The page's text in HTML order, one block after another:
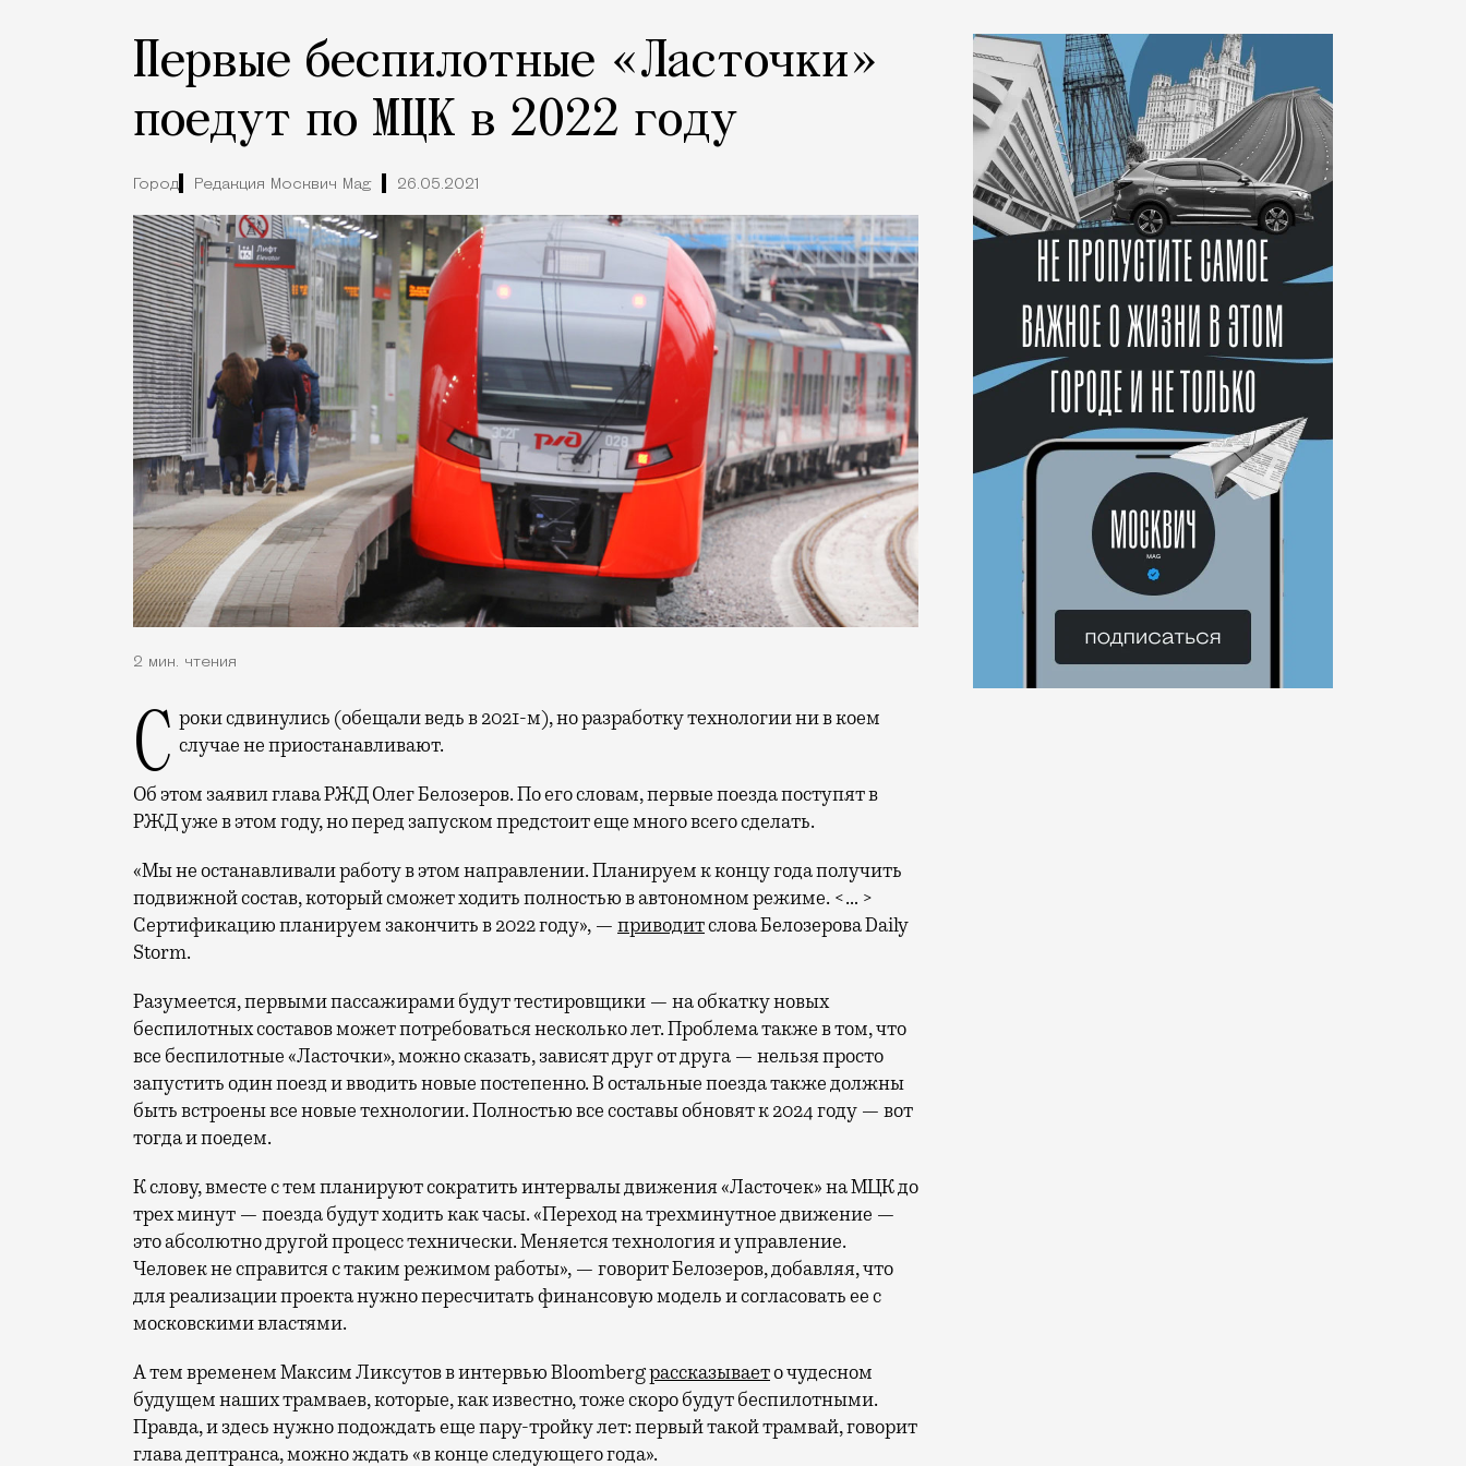
Первые беспилотные «Ласточки»
поедут по МЦК в 2022 году
Город Редакция Москвич Mag 26.05.2021
2 мин. чтения
Сроки сдвинулись (обещали ведь в 2021-м), но разработку технологии ни в коем случае не приостанавливают.
Об этом заявил глава РЖД Олег Белозеров. По его словам, первые поезда поступят в
РЖД уже в этом году, но перед запуском предстоит еще много всего сделать.
«Мы не останавливали работу в этом направлении. Планируем к концу года получить
подвижной состав, который сможет ходить полностью в автономном режиме. <… >
Сертификацию планируем закончить в 2022 году», — приводитслова Белозерова Daily
Storm.
Разумеется, первыми пассажирами будут тестировщики — на обкатку новых
беспилотных составов может потребоваться несколько лет. Проблема также в том, что
все беспилотные «Ласточки», можно сказать, зависят друг от друга — нельзя просто
запустить один поезд и вводить новые постепенно. В остальные поезда также должны
быть встроены все новые технологии. Полностью все составы обновят к 2024 году — вот
тогда и поедем.
К слову, вместе с тем планируют сократить интервалы движения «Ласточек» на МЦК до
трех минут — поезда будут ходить как часы. «Переход на трехминутное движение —
это абсолютно другой процесс технически. Меняется технология и управление.
Человек не справится с таким режимом работы», — говорит Белозеров, добавляя, что
для реализации проекта нужно пересчитать финансовую модель и согласовать ее с
московскими властями.
А тем временем Максим Ликсутов в интервью Bloombergрассказываето чудесном
будущем наших трамваев, которые, как известно, тоже скоро будут беспилотными.
Правда, и здесь нужно подождать еще пару-тройку лет: первый такой трамвай, говорит
глава дептранса, можно ждать «в конце следующего года».